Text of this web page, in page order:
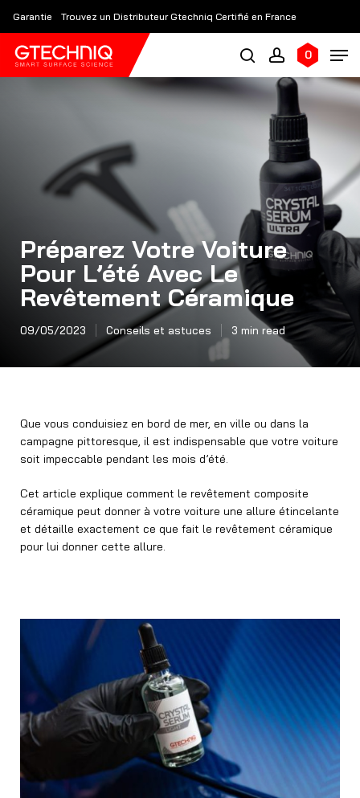
main
content
Garantie Trouvez un Distributeur Gtechniq Certifié en France
0
Préparez Votre Voiture
Pour L’été Avec Le
Revêtement Céramique
09/05/2023 Conseils et astuces 3 min read
Que vous conduisiez en bord de mer, en ville ou dans la
campagne pittoresque, il est indispensable que votre voiture
soit impeccable pendant les mois d’été.
Cet article explique comment le revêtement composite
céramique peut donner à votre voiture une allure étincelante
et détaille exactement ce que fait le revêtement céramique
pour lui donner cette allure.